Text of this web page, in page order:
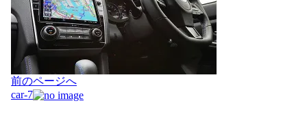
投
稿
前のページへ
car-7